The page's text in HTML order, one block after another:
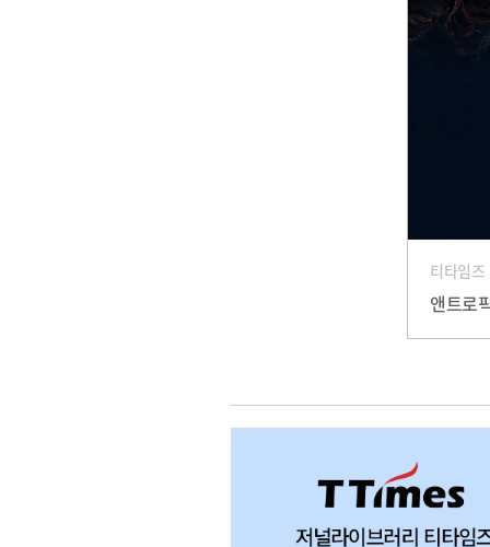
티타임
앤트로